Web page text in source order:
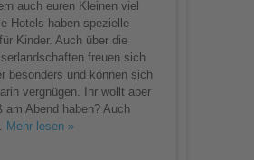
auch euren Kleinen viel
Hotels haben spezielle
Kinder. Auch über die
freuen sich
besonders und können sich
vergnügen. Ihr wollt aber
am Abend haben? Auch
Mehr lesen »